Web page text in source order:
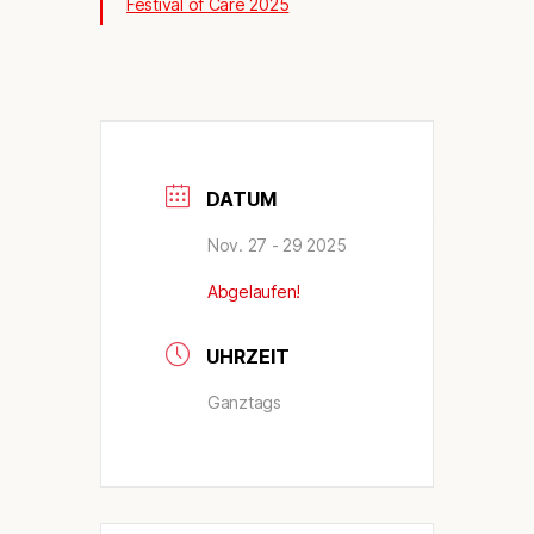
Festival of Care 2025
DATUM
Nov. 27 - 29 2025
Abgelaufen!
UHRZEIT
Ganztags